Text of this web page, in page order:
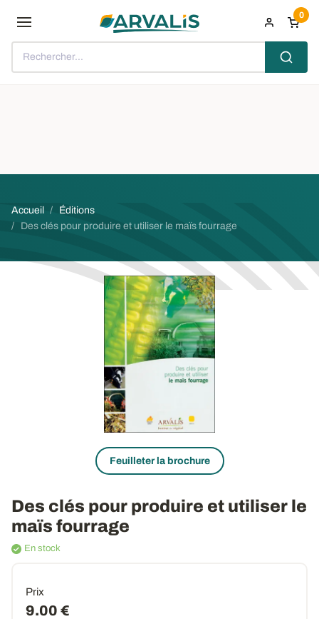
Rechercher...
0
Fil d'Ariane
Accueil
Éditions
Des clés pour produire et utiliser le maïs fourrage
Feuilleter la brochure
Des clés pour produire et utiliser le
maïs fourrage
En stock
Prix
9.00 €